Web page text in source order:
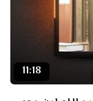
11:18